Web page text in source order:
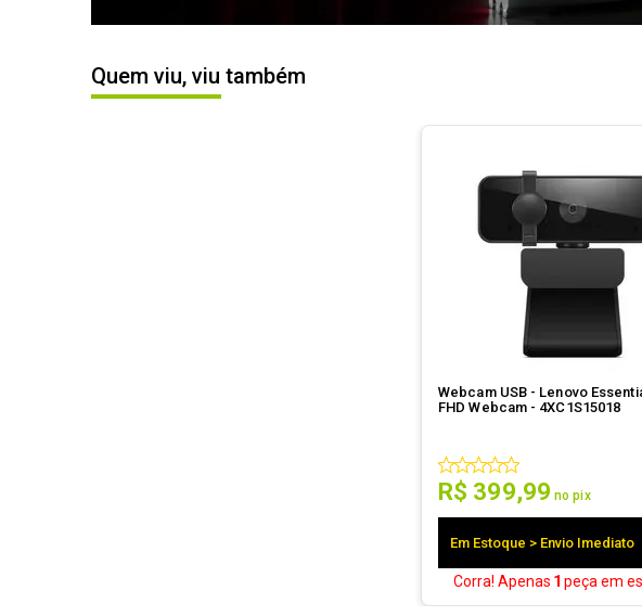
Quem viu, viu também
Webcam USB - Lenovo Essential Gen2
FHD Webcam - 4XC1S15018
R$ 399,99 no pix
Em Estoque > Envio Imediato
Corra! Apenas 1 peça em